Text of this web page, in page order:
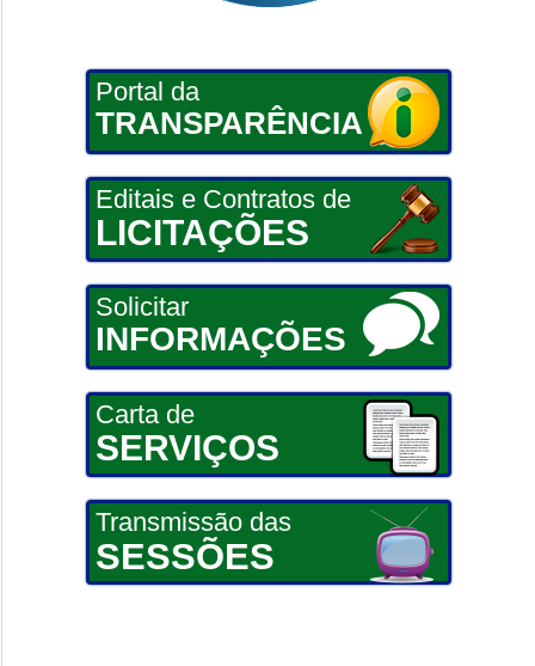
Portal da
TRANSPARÊNCIA
Editais e Contratos de
LICITAÇÕES
Solicitar
INFORMAÇÕES
Carta de
SERVIÇOS
Transmissão das
SESSÕES